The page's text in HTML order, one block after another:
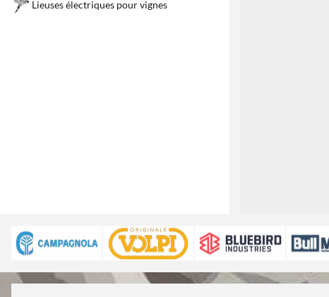
Lieuses électriques pour vignes